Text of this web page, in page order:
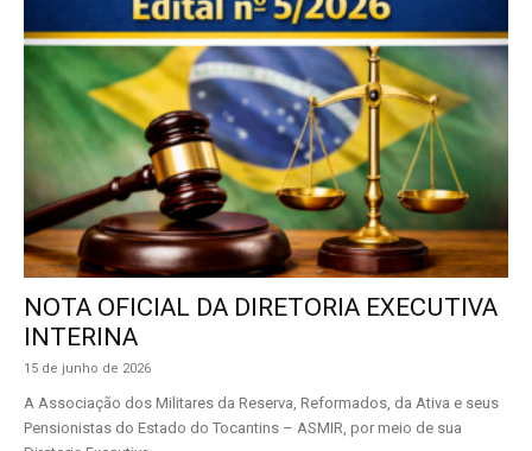
NOTA OFICIAL DA DIRETORIA EXECUTIVA
INTERINA
15 de junho de 2026
A Associação dos Militares da Reserva, Reformados, da Ativa e seus
Pensionistas do Estado do Tocantins – ASMIR, por meio de sua